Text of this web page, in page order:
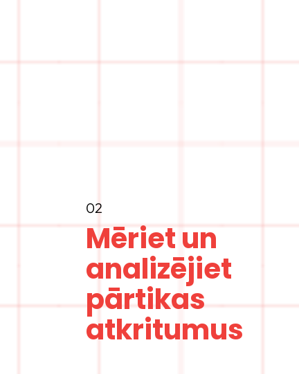
02
Mēriet un
analizējiet
pārtikas
atkritumus